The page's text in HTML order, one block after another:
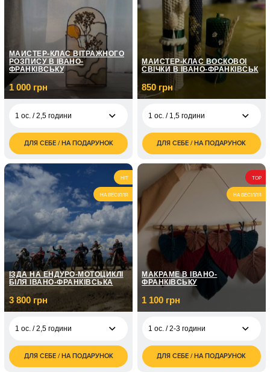
МАЙСТЕР-КЛАС ВІТРАЖНОГО
РОЗПИСУ В ІВАНО-
ФРАНКІВСЬКУ
1 000 грн
1 ос. / 2,5 години
1 000
грн
2 ос. / 2-2,5 години
2 000
грн
ДЛЯ СЕБЕ / НА ПОДАРУНОК
МАЙСТЕР-КЛАС ВОСКОВОЇ
СВІЧКИ В ІВАНО-ФРАНКІВСЬК
850 грн
1 ос. / 1,5 години
850
грн
2 ос. / 1,5 години
1 400
грн
ДЛЯ СЕБЕ / НА ПОДАРУНОК
HIT
НА ВЕСІЛЛЯ
ЇЗДА НА ЕНДУРО-МОТОЦИКЛІ
БІЛЯ ІВАНО-ФРАНКІВСЬКА
3 800 грн
1 ос. / 2,5 години
3 800
грн
ДЛЯ СЕБЕ / НА ПОДАРУНОК
TOP
НА ВЕСІЛЛЯ
МАКРАМЕ В ІВАНО-
ФРАНКІВСЬКУ
1 100 грн
1 ос. / 2-3 години
1 100
грн
ДЛЯ СЕБЕ / НА ПОДАРУНОК